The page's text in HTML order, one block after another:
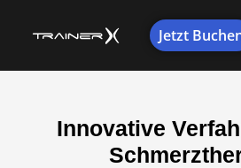
Jetzt
Innovative